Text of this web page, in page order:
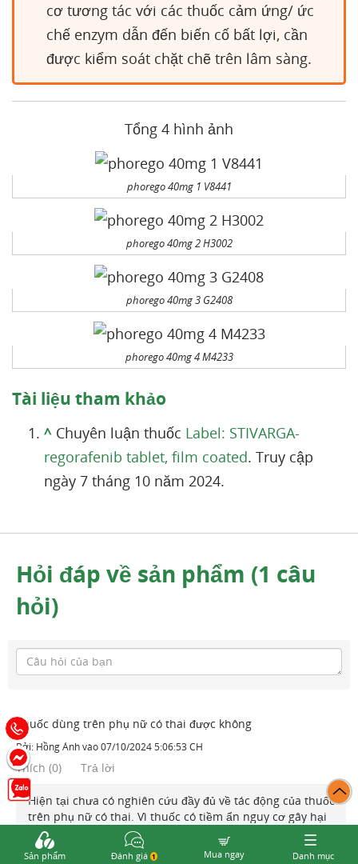
cơ tương tác với các thuốc cảm ứng/ ức
chế enzym dẫn đến biến cố bất lợi, cần
được kiểm soát chặt chẽ trên lâm sàng.
Tổng 4 hình ảnh
phorego 40mg 1 V8441
phorego 40mg 2 H3002
phorego 40mg 3 G2408
phorego 40mg 4 M4233
Tài liệu tham khảo
^ Chuyên luận thuốc Label: STIVARGA-
regorafenib tablet, film coated. Truy cập
ngày 7 tháng 10 năm 2024.
Hỏi đáp về sản phẩm (1 câu
hỏi)
Thuốc dùng trên phụ nữ có thai được không
Bởi: Hồng Ánhvào07/10/2024 5:06:53 CH
Thích (0) Trả lời
Hiện tại chưa có nghiên cứu đầy đủ về tác động của thuốc
trên phụ nữ có thai. Vì thuốc có tiềm ẩn nguy cơ gây hại
cho thai nhi nên không khuyến cáo cho phụ nữ mang thai
ạ
Sản phẩm Đánh giá 1 Mua ngay Danh mục